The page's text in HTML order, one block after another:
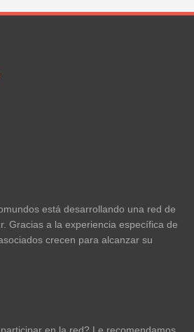
está desarrollando una red de
Gracias a la experiencia específica de
crecen para alcanzar su
en la red? Le recomendamos